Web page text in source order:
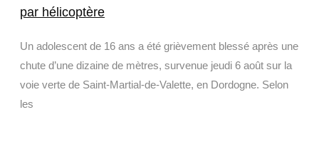
par hélicoptère
Un adolescent de 16 ans a été grièvement blessé après une
chute d’une dizaine de mètres, survenue jeudi 6 août sur la
voie verte de Saint-Martial-de-Valette, en Dordogne. Selon
les